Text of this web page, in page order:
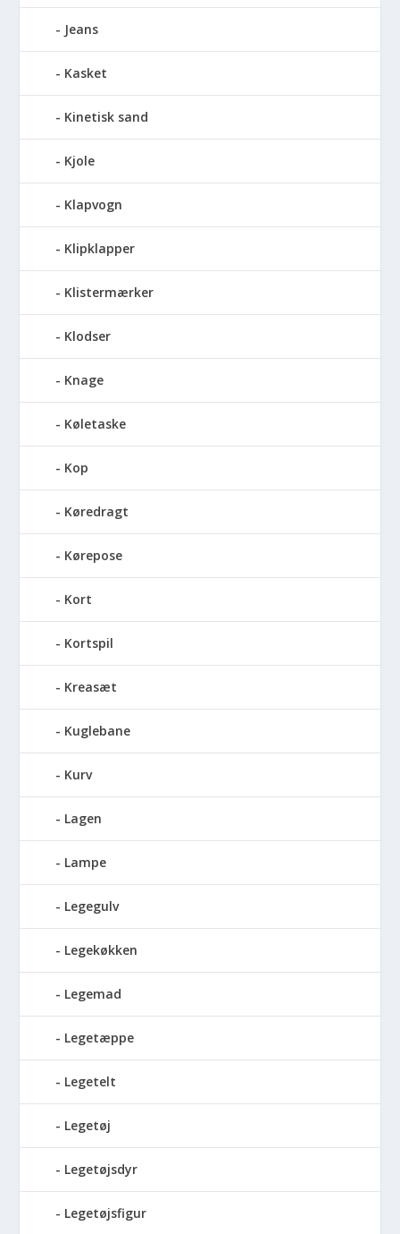
Jeans
Kasket
Kinetisk sand
Kjole
Klapvogn
Klipklapper
Klistermærker
Klodser
Knage
Køletaske
Kop
Køredragt
Kørepose
Kort
Kortspil
Kreasæt
Kuglebane
Kurv
Lagen
Lampe
Legegulv
Legekøkken
Legemad
Legetæppe
Legetelt
Legetøj
Legetøjsdyr
Legetøjsfigur